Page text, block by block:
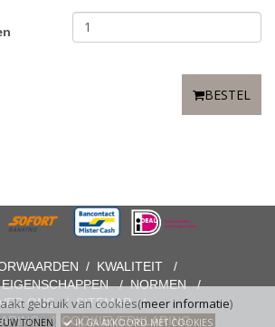
BESTEL
gebruik van cookies(meer informatie)
TONEN IK GA AKKOORD MET COOKIES
/ KWALITEIT
/
/NORMEN/
ONS/SITEMAP/
/ COOKIEVERKLARING